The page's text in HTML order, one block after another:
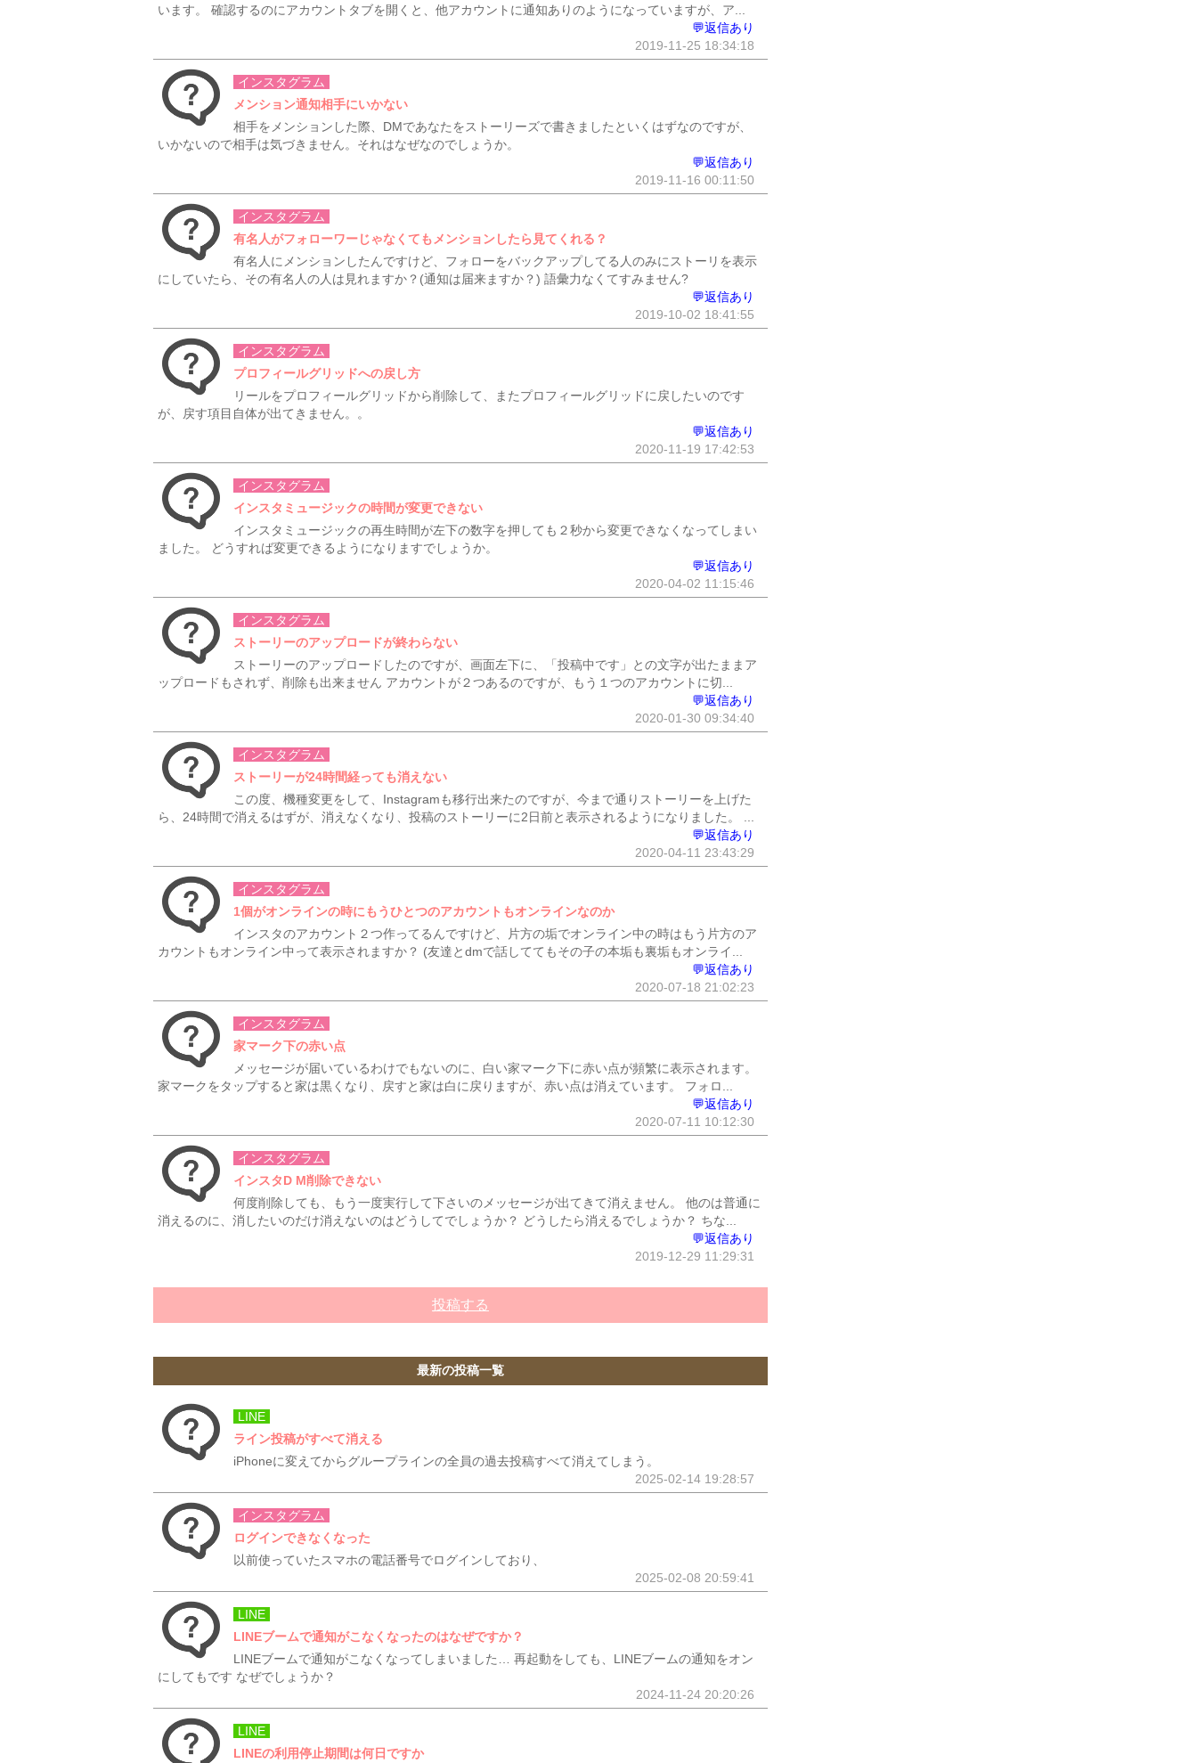
います。 確認するのにアカウントタブを開くと、他アカウントに通知ありのようになっていますが、ア...
💬返信あり
2019-11-25 18:34:18
インスタグラム
メンション通知相手にいかない
相手をメンションした際、DMであなたをストーリーズで書きましたといくはずなのですが、
いかないので相手は気づきません。それはなぜなのでしょうか。
💬返信あり
2019-11-16 00:11:50
インスタグラム
有名人がフォローワーじゃなくてもメンションしたら見てくれる？
有名人にメンションしたんですけど、フォローをバックアップしてる人のみにストーリを表示
にしていたら、その有名人の人は見れますか？(通知は届来ますか？) 語彙力なくてすみません?
💬返信あり
2019-10-02 18:41:55
インスタグラム
プロフィールグリッドへの戻し方
リールをプロフィールグリッドから削除して、またプロフィールグリッドに戻したいのです
が、戻す項目自体が出てきません。。
💬返信あり
2020-11-19 17:42:53
インスタグラム
インスタミュージックの時間が変更できない
インスタミュージックの再生時間が左下の数字を押しても２秒から変更できなくなってしまい
ました。 どうすれば変更できるようになりますでしょうか。
💬返信あり
2020-04-02 11:15:46
インスタグラム
ストーリーのアップロードが終わらない
ストーリーのアップロードしたのですが、画面左下に、「投稿中です」との文字が出たままア
ップロードもされず、削除も出来ません アカウントが２つあるのですが、もう１つのアカウントに切...
💬返信あり
2020-01-30 09:34:40
インスタグラム
ストーリーが24時間経っても消えない
この度、機種変更をして、Instagramも移行出来たのですが、今まで通りストーリーを上げた
ら、24時間で消えるはずが、消えなくなり、投稿のストーリーに2日前と表示されるようになりました。 ...
💬返信あり
2020-04-11 23:43:29
インスタグラム
1個がオンラインの時にもうひとつのアカウントもオンラインなのか
インスタのアカウント２つ作ってるんですけど、片方の垢でオンライン中の時はもう片方のア
カウントもオンライン中って表示されますか？ (友達とdmで話しててもその子の本垢も裏垢もオンライ...
💬返信あり
2020-07-18 21:02:23
インスタグラム
家マーク下の赤い点
メッセージが届いているわけでもないのに、白い家マーク下に赤い点が頻繁に表示されます。
家マークをタップすると家は黒くなり、戻すと家は白に戻りますが、赤い点は消えています。 フォロ...
💬返信あり
2020-07-11 10:12:30
インスタグラム
インスタD M削除できない
何度削除しても、もう一度実行して下さいのメッセージが出てきて消えません。 他のは普通に
消えるのに、消したいのだけ消えないのはどうしてでしょうか？ どうしたら消えるでしょうか？ ちな...
💬返信あり
2019-12-29 11:29:31
投稿する
最新の投稿一覧
LINE
ライン投稿がすべて消える
iPhoneに変えてからグループラインの全員の過去投稿すべて消えてしまう。
2025-02-14 19:28:57
インスタグラム
ログインできなくなった
以前使っていたスマホの電話番号でログインしており、
2025-02-08 20:59:41
LINE
LINEブームで通知がこなくなったのはなぜですか？
LINEブームで通知がこなくなってしまいました… 再起動をしても、LINEブームの通知をオン
にしてもです なぜでしょうか？
2024-11-24 20:20:26
LINE
LINEの利用停止期間は何日ですか